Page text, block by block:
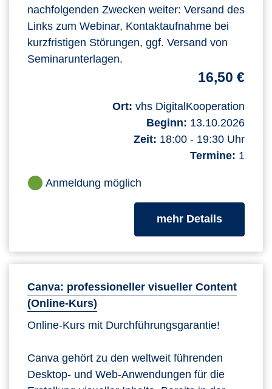
nachfolgenden Zwecken weiter: Versand des
Links zum Webinar, Kontaktaufnahme bei
kurzfristigen Störungen, ggf. Versand von
Seminarunterlagen.
16,50 €
Ort: vhs DigitalKooperation
Beginn: 13.10.2026
Zeit: 18:00 - 19:30 Uhr
Termine: 1
Anmeldung möglich
mehr Detailszum
Canva: professioneller visueller Content
(Online-Kurs)
Online-Kurs mit Durchführungsgarantie!
Canva gehört zu den weltweit führenden
Desktop‑ und Web‑Anwendungen für die